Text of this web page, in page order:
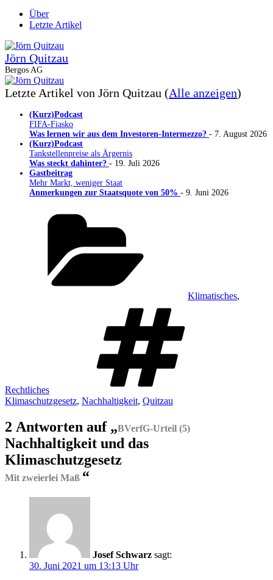
Über
Letzte Artikel
Jörn Quitzau
Bergos AG
Letzte Artikel von Jörn Quitzau (Alle anzeigen)
(Kurz)Podcast
FIFA-Fiasko
Was lernen wir aus dem Investoren-Intermezzo? - 7. August 2026
(Kurz)Podcast
Tankstellenpreise als Ärgernis
Was steckt dahinter? - 19. Juli 2026
Gastbeitrag
Mehr Markt, weniger Staat
Anmerkungen zur Staatsquote von 50% - 9. Juni 2026
Klimatisches,
Rechtliches
Klimaschutzgesetz, Nachhaltigkeit, Quitzau
2 Antworten auf „BVerfG-Urteil (5)
Nachhaltigkeit und das
Klimaschutzgesetz
Mit zweierlei Maß “
Josef Schwarz sagt:
30. Juni 2021 um 13:13 Uhr